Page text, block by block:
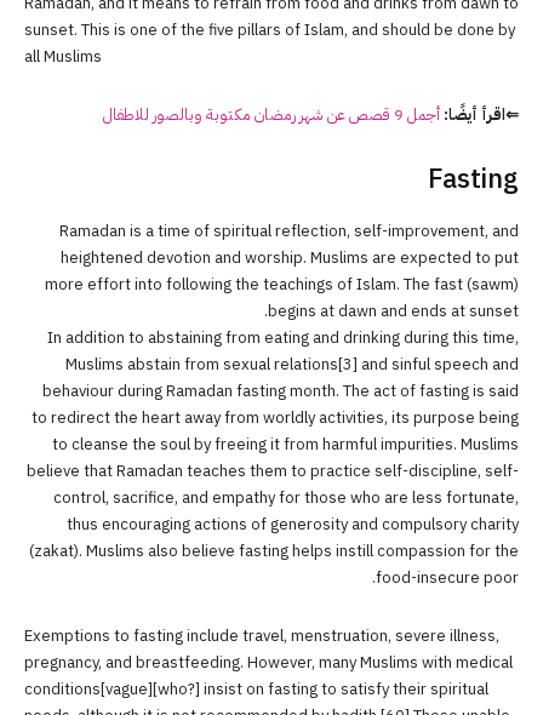
sunset. This is one of the five pillars of Islam, and should be done by
all Muslims
⇐اقرأ أيضًا: أجمل 9 قصص عن شهر رمضان مكتوبة وبالصور للاطفال
Fasting
Ramadan is a time of spiritual reflection, self-improvement, and
heightened devotion and worship. Muslims are expected to put
more effort into following the teachings of Islam. The fast (sawm)
begins at dawn and ends at sunset.
In addition to abstaining from eating and drinking during this time,
Muslims abstain from sexual relations[3] and sinful speech and
behaviour during Ramadan fasting month. The act of fasting is said
to redirect the heart away from worldly activities, its purpose being
to cleanse the soul by freeing it from harmful impurities. Muslims
believe that Ramadan teaches them to practice self-discipline, self-
control, sacrifice, and empathy for those who are less fortunate,
thus encouraging actions of generosity and compulsory charity
(zakat). Muslims also believe fasting helps instill compassion for the
food-insecure poor.
Exemptions to fasting include travel, menstruation, severe illness,
pregnancy, and breastfeeding. However, many Muslims with medical
conditions[vague][who?] insist on fasting to satisfy their spiritual